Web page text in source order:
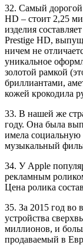
32. Самый дорогой
HD – стоит 2,25
изделия
Prestige HD,
ничем не
уникальное
золотой рамкой
бриллиантами,
кожей крокодила
33. В нашей же
году. Она была
имела социальную
музыкальный
34. У Apple
рекламным
Цена ролика
35. За 2015 год во
устройства
миллионов, и
продаваемый в